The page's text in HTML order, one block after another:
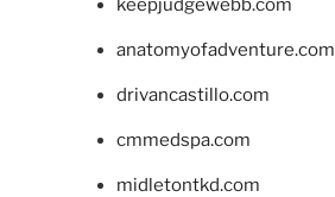
keepjudgewebb.com
anatomyofadventure.com
drivancastillo.com
cmmedspa.com
midletontkd.com